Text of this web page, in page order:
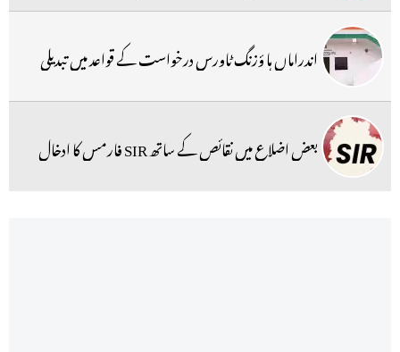
اندراماں ہا ؤزنگ ٹاورس درخواست کے قواعد میں تبدیلی
بعض اضلاع میں نقائص کے ساتھ SIR فارمس کا ادخال